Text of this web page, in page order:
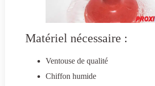
Matériel nécessaire :
Ventouse de qualité
Chiffon humide